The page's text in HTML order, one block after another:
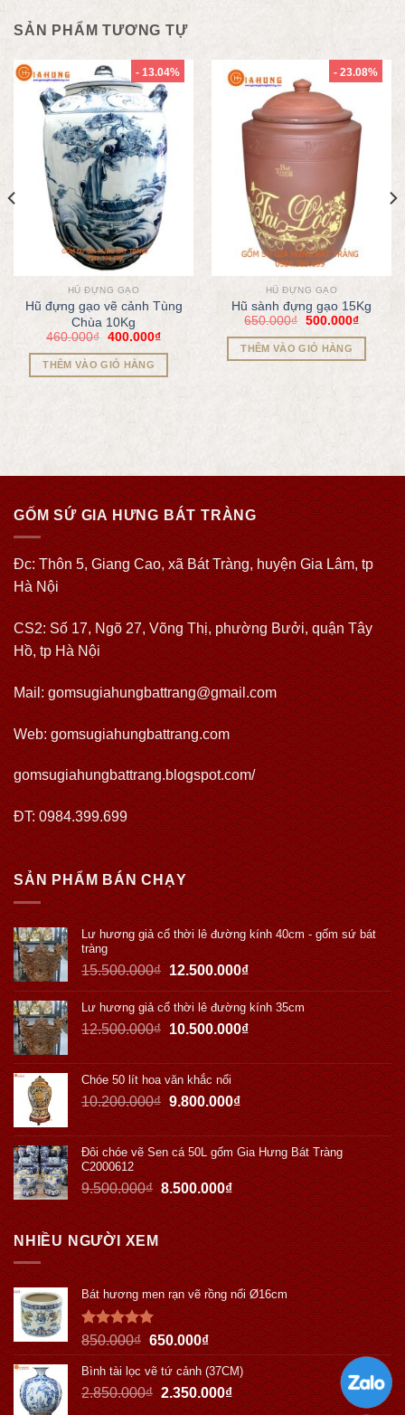
SẢN PHẨM TƯƠNG TỰ
- 13.04%
HŨ ĐỰNG GẠO
Hũ đựng gạo vẽ cảnh Tùng
Chùa 10Kg
460.000₫ 400.000₫
THÊM VÀO GIỎ HÀNG
- 23.08%
HŨ ĐỰNG GẠO
Hũ sành đựng gạo 15Kg
650.000₫ 500.000₫
THÊM VÀO GIỎ HÀNG
GỐM SỨ GIA HƯNG BÁT TRÀNG
Đc: Thôn 5, Giang Cao, xã Bát Tràng, huyện Gia Lâm, tp
Hà Nội
CS2: Số 17, Ngõ 27, Võng Thị, phường Bưởi, quận Tây
Hồ, tp Hà Nội
Mail: gomsugiahungbattrang@gmail.com
Web:gomsugiahungbattrang.com
gomsugiahungbattrang.blogspot.com/
ĐT: 0984.399.699
SẢN PHẨM BÁN CHẠY
Lư hương giả cổ thời lê đường kính 40cm - gốm sứ bát
tràng
15.500.000₫ 12.500.000₫
Lư hương giả cổ thời lê đường kính 35cm
12.500.000₫ 10.500.000₫
Chóe 50 lít hoa văn khắc nổi
10.200.000₫ 9.800.000₫
Đôi chóe vẽ Sen cá 50L gốm Gia Hưng Bát Tràng
C2000612
9.500.000₫ 8.500.000₫
NHIỀU NGƯỜI XEM
Bát hương men rạn vẽ rồng nổi Ø16cm
Được xếp
hạng5.00
5 sao
850.000₫ 650.000₫
Bình tài lọc vẽ tứ cảnh (37CM)
2.850.000₫ 2.350.000₫